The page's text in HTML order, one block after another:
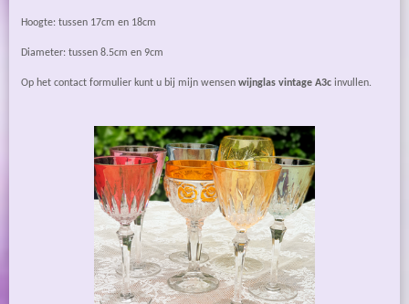
Hoogte: tussen 17cm en 18cm
Diameter: tussen 8.5cm en 9cm
Op het contact formulier kunt u bij mijn wensen wijnglas vintage A3c invullen.